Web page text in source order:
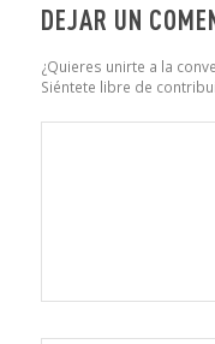
DEJAR UN
¿Quieres unirte a la
Siéntete libre de